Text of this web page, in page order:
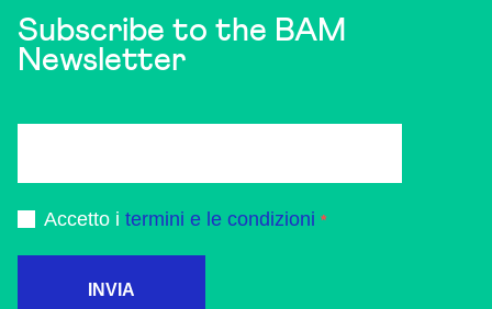
Subscribe to the BAM
Newsletter
Accetto i termini e le condizioni
INVIA